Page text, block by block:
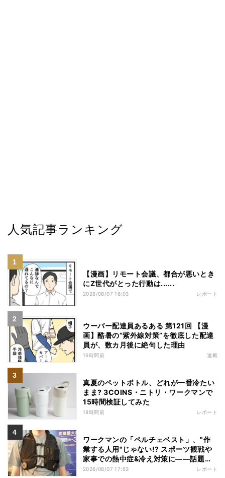
人気記事ランキング
【漫画】リモート会議、都合が悪いとき
にZ世代がとった行動は......
2026/08/07 16:03 レポート
ウーバー配達員あるある 第121回 【漫
画】酷暑の“紫外線対策”を徹底した配達
員が、数カ月後に絶句した理由
16時間前 連載
真夏のペットボトル、どれが一番冷たい
まま? 3COINS・ニトリ・ワークマンで
15時間検証してみた
18時間前 レポート
ワークマンの「ペルチェベスト」、"作
業する人用"じゃない!? スポーツ観戦や
家事での熱中症&冷え対策に――話題の
商品を徹底検証
2026/08/07 17:53 レポート